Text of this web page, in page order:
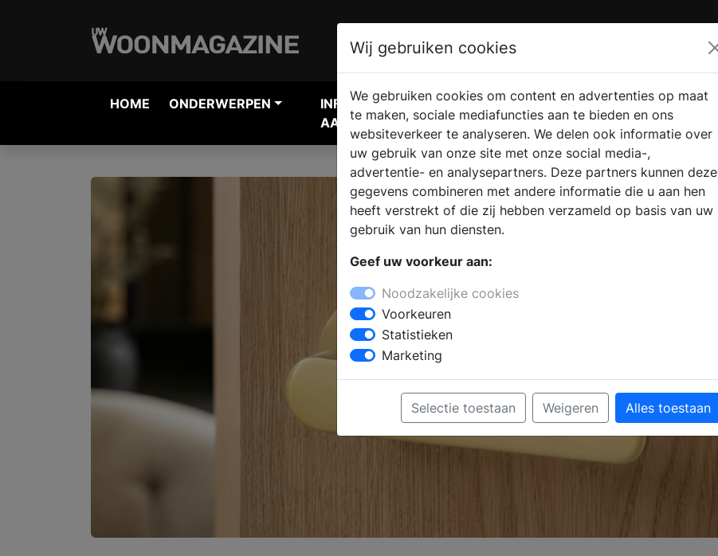
HOME ONDERWERPEN
INFORMATIE
AANVRAGEN
VERKOOPLOCATIE
VINDEN
WEBSHOP
Wij gebruiken cookies
We gebruiken cookies om content en advertenties op maat
te maken, sociale mediafuncties aan te bieden en ons
websiteverkeer te analyseren. We delen ook informatie over
uw gebruik van onze site met onze social media-,
advertentie- en analysepartners. Deze partners kunnen deze
gegevens combineren met andere informatie die u aan hen
heeft verstrekt of die zij hebben verzameld op basis van uw
gebruik van hun diensten.
Geef uw voorkeur aan:
Noodzakelijke cookies
Voorkeuren
Statistieken
Marketing
Selectie toestaan Weigeren Alles toestaan